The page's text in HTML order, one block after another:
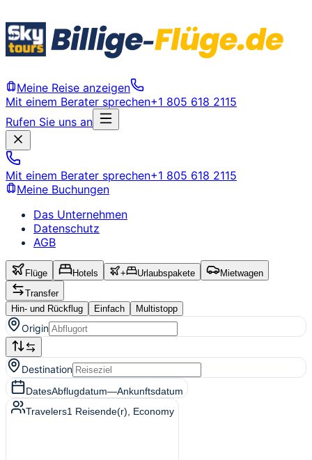
Meine Reise anzeigen
Mit einem Berater sprechen+1 805 618 2115
Rufen Sie uns an
Mit einem Berater sprechen+1 805 618 2115
Meine Buchungen
Das Unternehmen
Datenschutz
AGB
Flüge Hotels + Urlaubspakete
Mietwagen
Transfer
Hin- und Rückflug
Einfach Multistopp
Origin
Destination
DatesAbflugdatum—Ankunftsdatum
Travelers1 Reisende(r) , Economy